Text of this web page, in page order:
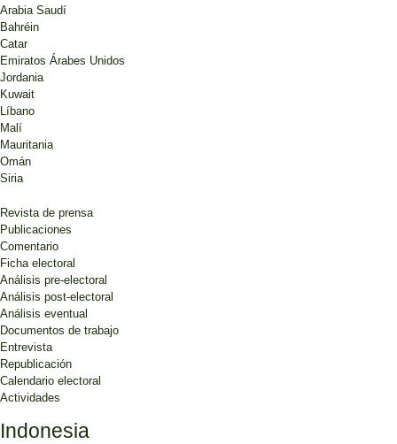
Arabia Saudí
Bahréin
Catar
Emiratos Árabes Unidos
Jordania
Kuwait
Líbano
Malí
Mauritania
Omán
Siria
Revista de prensa
Publicaciones
Comentario
Ficha electoral
Análisis pre-electoral
Análisis post-electoral
Análisis eventual
Documentos de trabajo
Entrevista
Republicación
Calendario electoral
Actividades
Indonesia